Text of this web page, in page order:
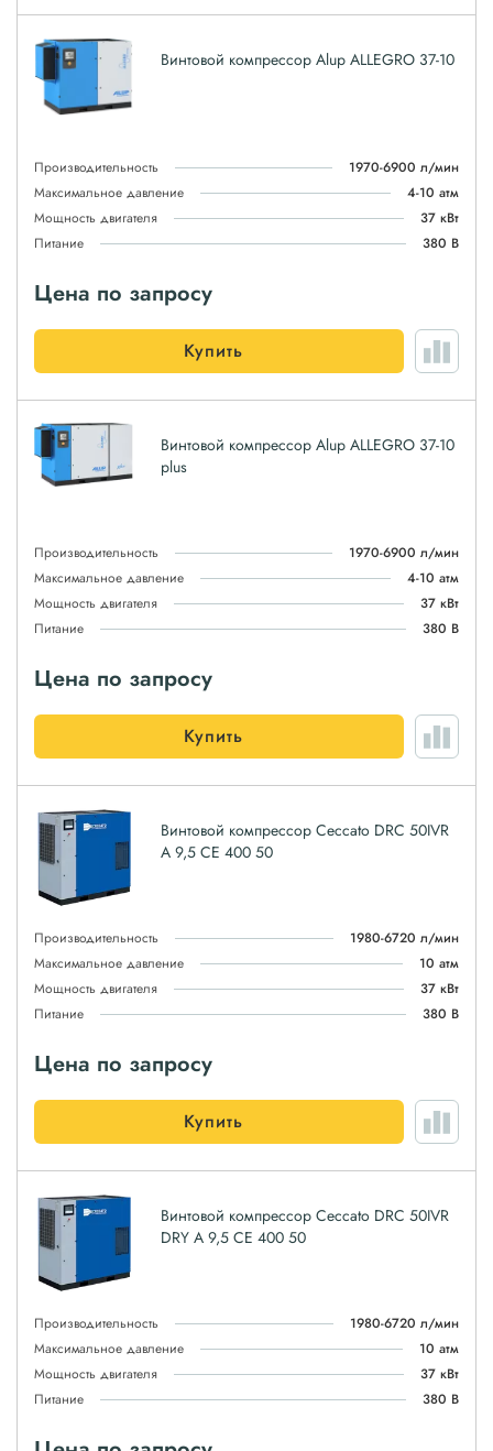
Винтовой компрессор Alup ALLEGRO 37-10
Производительность
1970-6900 л/мин
Максимальное давление
4-10 атм
Мощность двигателя
37 кВт
Питание
380 В
Цена по запросу
Купить
Винтовой компрессор Alup ALLEGRO 37-10
plus
Производительность
1970-6900 л/мин
Максимальное давление
4-10 атм
Мощность двигателя
37 кВт
Питание
380 В
Цена по запросу
Купить
Винтовой компрессор Ceccato DRC 50IVR
A 9,5 CE 400 50
Производительность
1980-6720 л/мин
Максимальное давление
10 атм
Мощность двигателя
37 кВт
Питание
380 В
Цена по запросу
Купить
Винтовой компрессор Ceccato DRC 50IVR
DRY A 9,5 CE 400 50
Производительность
1980-6720 л/мин
Максимальное давление
10 атм
Мощность двигателя
37 кВт
Питание
380 В